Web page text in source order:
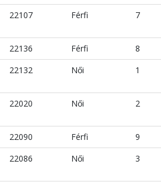
22107 Férfi 7
22136 Férfi
8
22132 Női 1
22020 Női 2
22090 Férfi
9
22086 Női 3